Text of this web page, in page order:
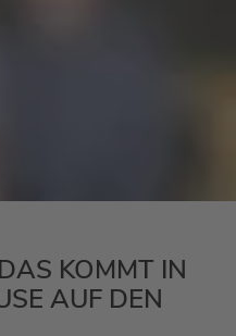
KOMMT IN
AUF DEN